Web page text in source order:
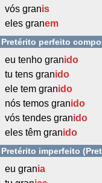
vós granis
eles granem
Pretérito perfeito
eu tenho granido
tu tens granido
ele tem granido
nós temos granido
vós tendes granido
eles têm granido
Pretérito imperfeito
eu grania